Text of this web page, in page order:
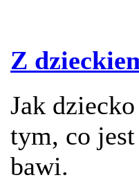
Z
Jak
tym, co
bawi.